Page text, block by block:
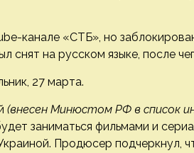
канале «СТБ», но
снят на русском языке, после
27 марта.
(внесен Минюстом РФ в список
заниматься фильмами и
Продюсер подчеркнул,